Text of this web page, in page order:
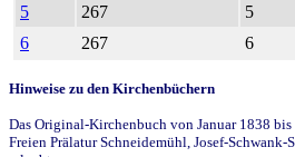
5
267 5
6
267 6
Hinweise zu den Kirchenbüchern
Das Original-Kirchenbuch von Januar 1838
Freien Prälatur Schneidemühl, Josef-